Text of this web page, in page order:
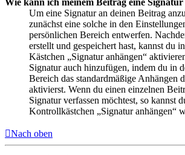
Wie kann ich meinem Beitrag eine Signatur
Um eine Signatur an deinen Beitrag
zunächst eine solche in den
persönlichen Bereich entwerfen.
erstellt und gespeichert hast, kannst du
Kästchen „Signatur anhängen“
Signatur auch hinzufügen, indem du in
Bereich das standardmäßige Anhängen
aktivierst. Wenn du einen einzelnen
Signatur verfassen möchtest, so kannst
Kontrollkästchen „Signatur anhängen“
Nach oben